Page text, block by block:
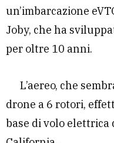
un’imbarcazione
Joby, che ha
per oltre 10 anni.
L’aereo, che
drone a 6 rotori,
base di volo elettrica